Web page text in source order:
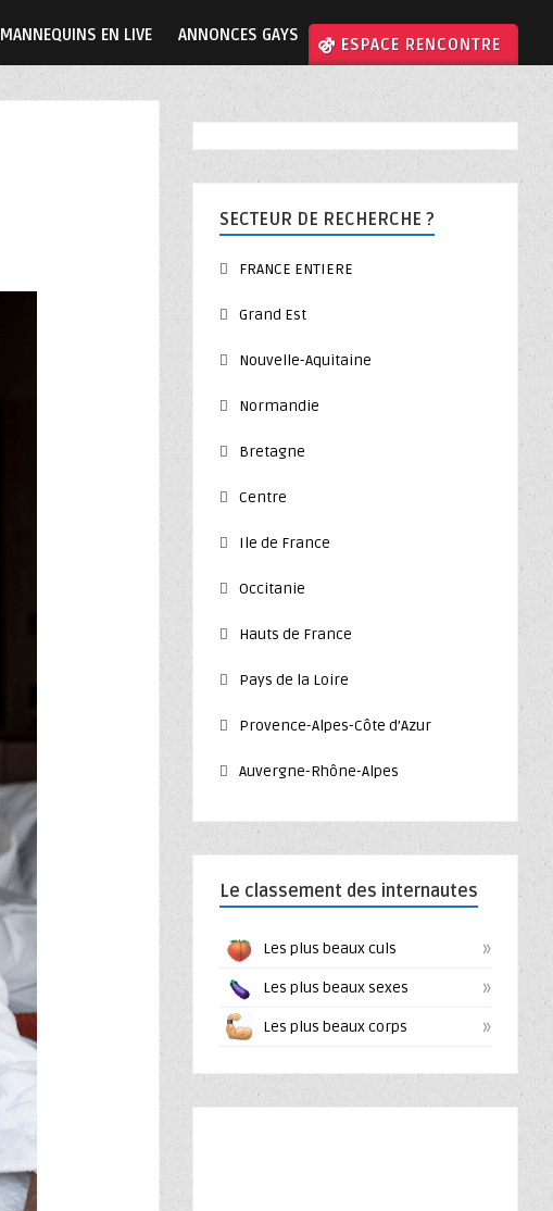
MANNEQUINS EN LIVE ANNONCES GAYS ⚣ ESPACE RENCONTRE
SECTEUR DE RECHERCHE ?
FRANCE ENTIERE
Grand Est
Nouvelle-Aquitaine
Normandie
Bretagne
Centre
Ile de France
Occitanie
Hauts de France
Pays de la Loire
Provence-Alpes-Côte d’Azur
Auvergne-Rhône-Alpes
Le classement des internautes
Les plus beaux culs »
Les plus beaux sexes »
Les plus beaux corps »